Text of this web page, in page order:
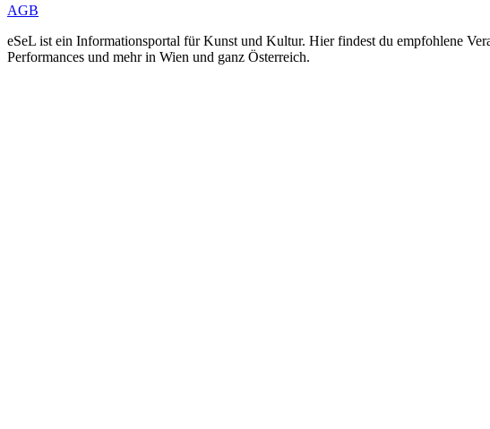
AGB
eSeL ist ein Informationsportal für Kunst und Kultur. Hier findest du empfohlene
Performances und mehr in Wien und ganz Österreich.